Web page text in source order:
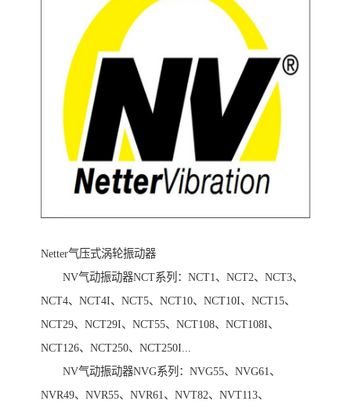
Netter气压式涡轮振动器
NV气动振动器NCT系列：NCT1、NCT2、NCT3、
NCT4、NCT4I、NCT5、NCT10、NCT10I、NCT15、
NCT29、NCT29I、NCT55、NCT108、NCT108I、
NCT126、NCT250、NCT250I...
NV气动振动器NVG系列：NVG55、NVG61、
NVR49、NVR55、NVR61、NVT82、NVT113、